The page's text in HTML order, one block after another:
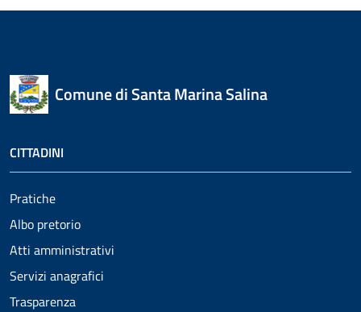
Comune di Santa Marina Salina
CITTADINI
Pratiche
Albo pretorio
Atti amministrativi
Servizi anagrafici
Trasparenza